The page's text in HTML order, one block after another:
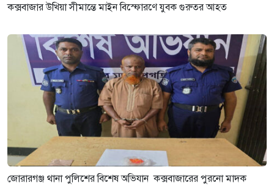
কক্সবাজার উখিয়া সীমান্তে মাইন বিস্ফোরণে যুবক গুরুতর আহত
জোরারগঞ্জ থানা পুলিশের বিশেষ অভিযান কক্সবাজারের পুরনো মাদক